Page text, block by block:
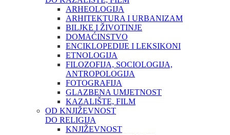
ARHEOLOGIJA
ARHITEKTURA I URBANIZAM
BILJKE I ŽIVOTINJE
DOMAĆINSTVO
ENCIKLOPEDIJE I LEKSIKONI
ETNOLOGIJA
FILOZOFIJA, SOCIOLOGIJA,
ANTROPOLOGIJA
FOTOGRAFIJA
GLAZBENA UMJETNOST
KAZALIŠTE, FILM
OD KNJIŽEVNOST
DO RELIGIJA
KNJIŽEVNOST